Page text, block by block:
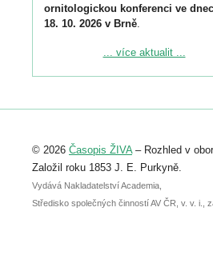
ornitologickou konferenci ve
18. 10. 2026 v Brně.
Podrobnější informace ke konferenci
Registrovat se můžete do 6. září.
abstraktu přihlášené přednášky
posteru je už 30. června.
... více aktualit ...
© 2026 Časopis ŽIVA– Rozhled v
Založil roku 1853 J. E. Purkyně.
Vydává Nakladatelství Academia,
Středisko společných činností AV ČR, v. v. i.,